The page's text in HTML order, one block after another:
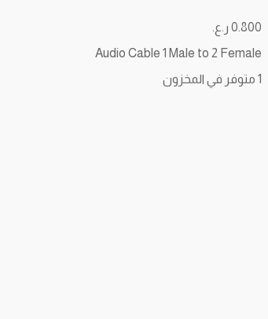
0.800 ر.ع.
Audio Cable 1 Male to 2 Female
1 متوفر في المخزون